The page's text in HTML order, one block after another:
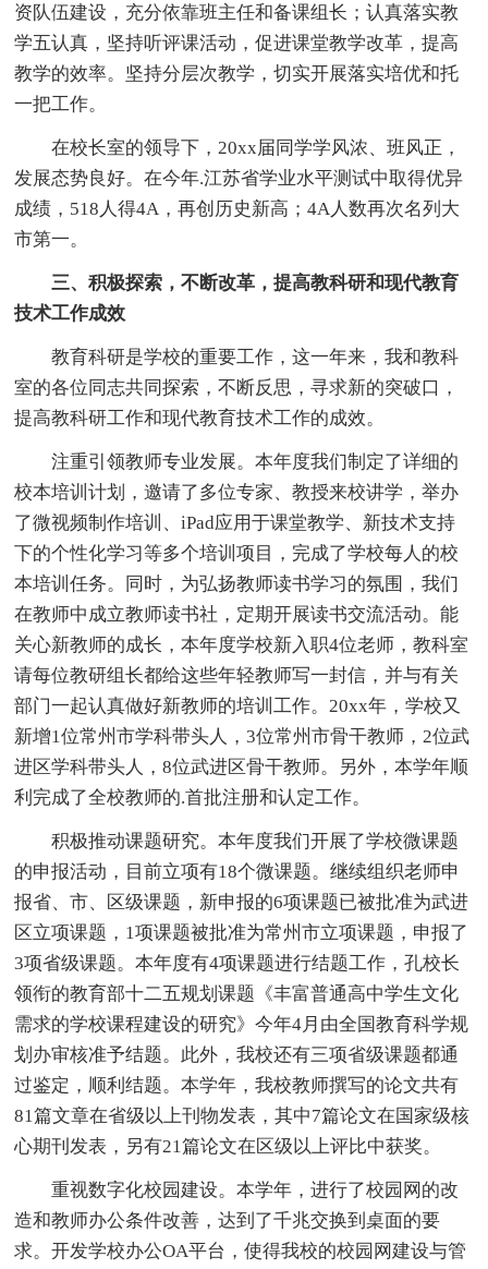
资队伍建设，充分依靠班主任和备课组长；认真落实教
学五认真，坚持听评课活动，促进课堂教学改革，提高
教学的效率。坚持分层次教学，切实开展落实培优和托
一把工作。
在校长室的领导下，20xx届同学学风浓、班风正，
发展态势良好。在今年.江苏省学业水平测试中取得优异
成绩，518人得4A，再创历史新高；4A人数再次名列大
市第一。
三、积极探索，不断改革，提高教科研和现代教育
技术工作成效
教育科研是学校的重要工作，这一年来，我和教科
室的各位同志共同探索，不断反思，寻求新的突破口，
提高教科研工作和现代教育技术工作的成效。
注重引领教师专业发展。本年度我们制定了详细的
校本培训计划，邀请了多位专家、教授来校讲学，举办
了微视频制作培训、iPad应用于课堂教学、新技术支持
下的个性化学习等多个培训项目，完成了学校每人的校
本培训任务。同时，为弘扬教师读书学习的氛围，我们
在教师中成立教师读书社，定期开展读书交流活动。能
关心新教师的成长，本年度学校新入职4位老师，教科室
请每位教研组长都给这些年轻教师写一封信，并与有关
部门一起认真做好新教师的培训工作。20xx年，学校又
新增1位常州市学科带头人，3位常州市骨干教师，2位武
进区学科带头人，8位武进区骨干教师。另外，本学年顺
利完成了全校教师的.首批注册和认定工作。
积极推动课题研究。本年度我们开展了学校微课题
的申报活动，目前立项有18个微课题。继续组织老师申
报省、市、区级课题，新申报的6项课题已被批准为武进
区立项课题，1项课题被批准为常州市立项课题，申报了
3项省级课题。本年度有4项课题进行结题工作，孔校长
领衔的教育部十二五规划课题《丰富普通高中学生文化
需求的学校课程建设的研究》今年4月由全国教育科学规
划办审核准予结题。此外，我校还有三项省级课题都通
过鉴定，顺利结题。本学年，我校教师撰写的论文共有
81篇文章在省级以上刊物发表，其中7篇论文在国家级核
心期刊发表，另有21篇论文在区级以上评比中获奖。
重视数字化校园建设。本学年，进行了校园网的改
造和教师办公条件改善，达到了千兆交换到桌面的要
求。开发学校办公OA平台，使得我校的校园网建设与管